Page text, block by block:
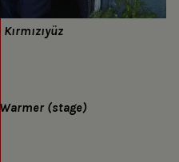
(stage)